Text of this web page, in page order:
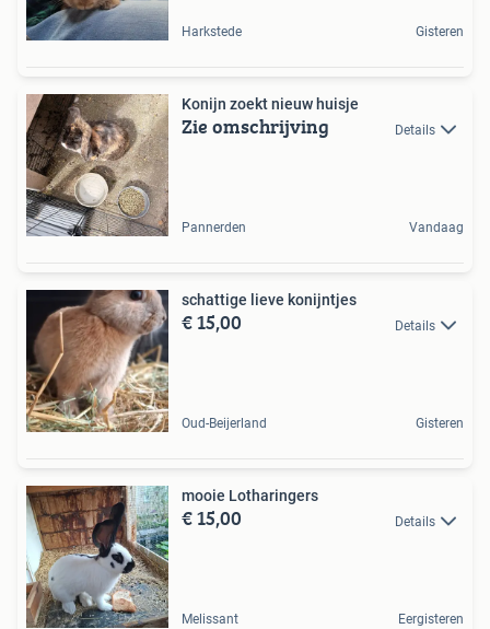
Harkstede Gisteren
Konijn zoekt nieuw huisje
Zie omschrijving Details
Pannerden Vandaag
schattige lieve konijntjes
€ 15,00 Details
Oud-Beijerland Gisteren
mooie Lotharingers
€ 15,00 Details
Melissant Eergisteren